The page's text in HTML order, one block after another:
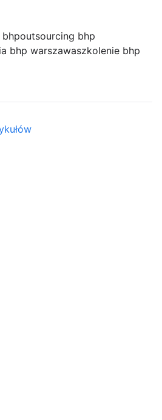
bhpoutsourcing bhp
bhp warszawaszkolenie bhp